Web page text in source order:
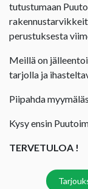
tutustumaan
perustuksesta
Meillä on
tarjolla ja
Piipahda
Kysy ensin
TERVETULOA !